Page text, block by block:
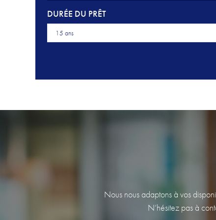
DURÉE DU PRÊT
15 ans
Nous nous adaptons à vos
N’hésitez pas à